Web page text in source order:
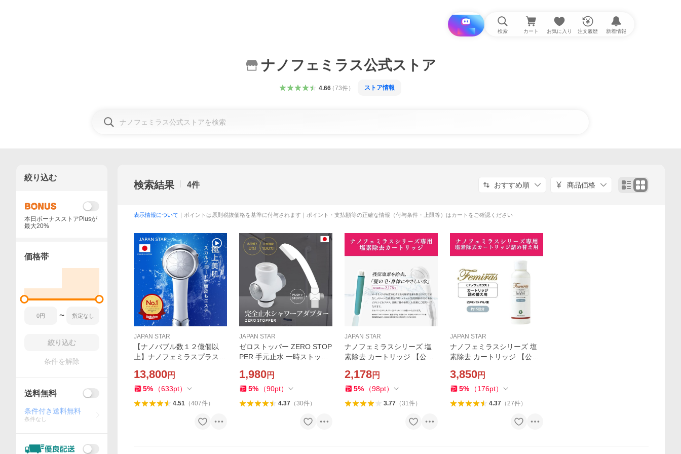
i と探す 検索 カート お気に入り 注文履歴 新着情報
ナノフェミラス公式ストア
4.66（73件） ストア情報
検索結果 4件 おすすめ順 商品価格
表示情報について ｜ポイントは原則税抜価格を基準に付与されます｜ポイント・支払額等の正確な情報（付与条件・上限等）はカートをご確認ください
JAPAN STAR
【ナノバブル数１２億個以
上】ナノフェミラスプラス
【公式ストア】ジャパンスタ
ー 日本製 水流切替 美肌 節水
13,800円
5% （633pt）
4.51（407件）
JAPAN STAR
ゼロストッパー ZERO STOP
PER 手元止水 一時ストップ
パー JAPAN STAR 【公式ス
トア】 ナノフェミラス
1,980円
5% （90pt）
4.37（30件）
JAPAN STAR
ナノフェミラスシリーズ 塩
素除去 カートリッジ 【公式
ノバブル 節水 ナノバブル
2,178円
5% （98pt）
3.77（31件）
JAPAN STAR
ナノフェミラスシリーズ 塩
素除去 カートリッジ 【公式
カートリッジ約１５本分 マ
イクロナノバブル 節水 ナノ
3,850円
5% （176pt）
4.37（27件）
絞り込む
本日ボーナスストアPlusが
最大20%
価格帯
〜
絞り込む
条件を解除
送料無料
条件付き送料無料
条件なし